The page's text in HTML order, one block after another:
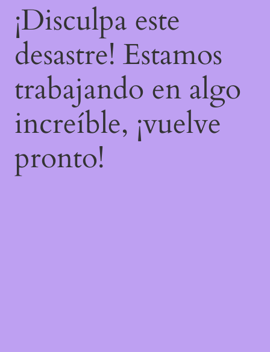
¡Disculpa este
desastre! Estamos
trabajando en algo
increíble, ¡vuelve
pronto!